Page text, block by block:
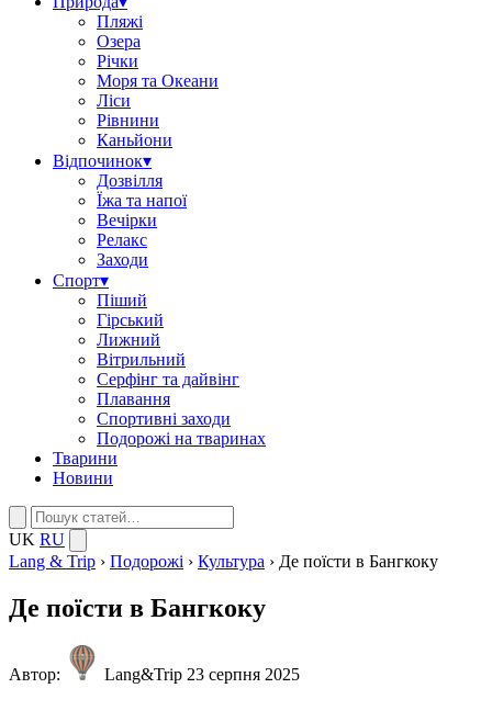
Пляжі
Озера
Річки
Моря та Океани
Ліси
Рівнини
Каньйони
Відпочинок▾
Дозвілля
Їжа та напої
Вечірки
Релакс
Заходи
Спорт▾
Піший
Гірський
Лижний
Вітрильний
Серфінг та дайвінг
Плавання
Спортивні заходи
Подорожі на тваринах
Тварини
Новини
UK RU
Lang & Trip › Подорожі › Культура › Де поїсти в Бангкоку
Де поїсти в Бангкоку
Автор: Lang&Trip 23 серпня 2025